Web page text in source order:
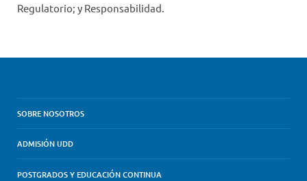
Regulatorio; y Responsabilidad.
SOBRE NOSOTROS
ADMISIÓN UDD
POSTGRADOS Y EDUCACIÓN CONTINUA